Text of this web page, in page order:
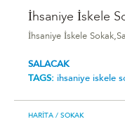
İhsaniye İskele
İhsaniye İskele
SALACAK
TAGS: i̇hsaniye i̇skele
HARITA / SOKAK